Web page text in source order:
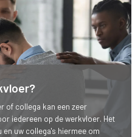
of collega kan een zeer
iedereen op de werkvloer. Het
uw collega's hiermee om